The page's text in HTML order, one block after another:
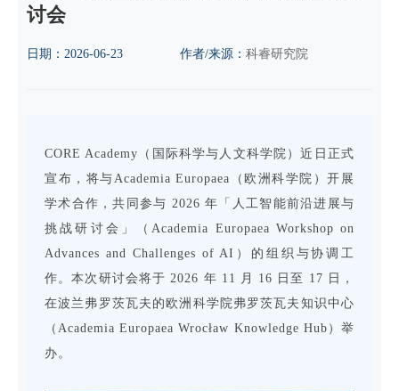
讨会
日期： 2026-06-23 作者/来源： 科睿研究院
CORE Academy（国际科学与人文科学院）近日正式
宣布，将与Academia Europaea（欧洲科学院）开展
学术合作，共同参与 2026 年「人工智能前沿进展与
挑战研讨会」（Academia Europaea Workshop on
Advances and Challenges of AI）的组织与协调工
作。本次研讨会将于 2026 年 11 月 16 日至 17 日，
在波兰弗罗茨瓦夫的欧洲科学院弗罗茨瓦夫知识中心
（Academia Europaea Wrocław Knowledge Hub）举
办。